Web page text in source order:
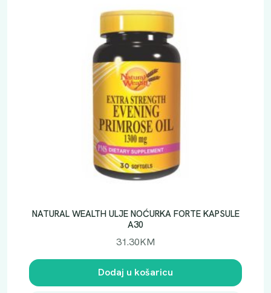
NATURAL WEALTH ULJE NOĆURKA FORTE KAPSULE
A30
31.30KM
Dodaj u košaricu